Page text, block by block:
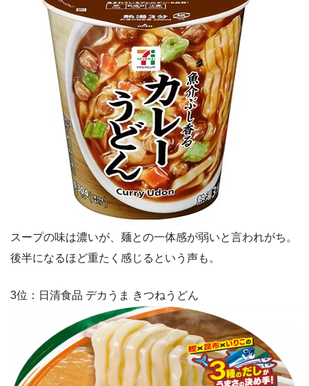
スープの味は濃いが、麺との一体感が弱いと言われがち。
後半になるほど重たく感じるという声も。
3位：日清食品 デカうま きつねうどん